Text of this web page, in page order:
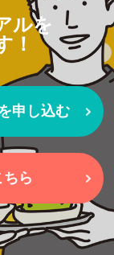
ルを
！
申し込む
ら